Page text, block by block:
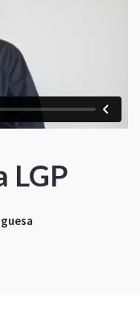
LGP